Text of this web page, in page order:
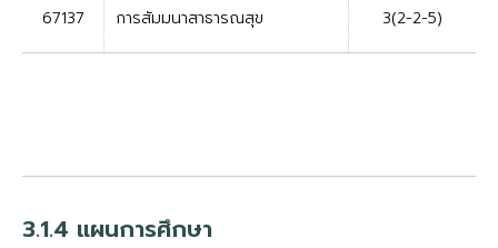
67137 การสัมมนาสาธารณสุข 3(2-2-5)
3.1.4 แผนการศึกษา